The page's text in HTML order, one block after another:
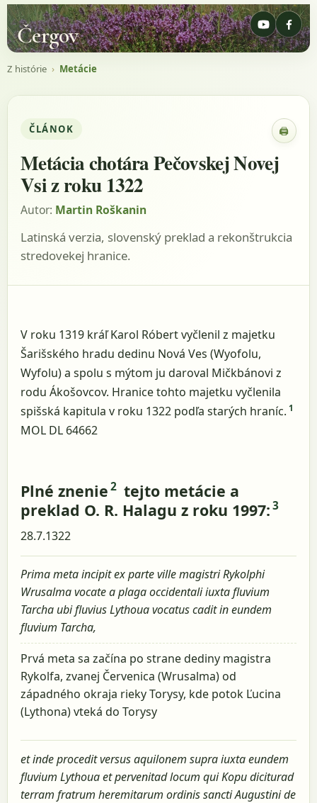
Čergov
Z histórie › Metácie
ČLÁNOK 🖨
Metácia chotára Pečovskej Novej
Vsi z roku 1322
Autor: Martin Roškanin
Latinská verzia, slovenský preklad a rekonštrukcia
stredovekej hranice.
V roku 1319 kráľ Karol Róbert vyčlenil z majetku
Šarišského hradu dedinu Nová Ves (Wyofolu,
Wyfolu) a spolu s mýtom ju daroval Mičkbánovi z
rodu Ákošovcov. Hranice tohto majetku vyčlenila
spišská kapitula v roku 1322 podľa starých hraníc. 1
MOL DL 64662
Plné znenie 2 tejto metácie a
preklad O. R. Halagu z roku 1997: 3
28.7.1322
Prima meta incipit ex parte ville magistri Rykolphi
Wrusalma vocate a plaga occidentali iuxta fluvium
Tarcha ubi fluvius Lythoua vocatus cadit in eundem
fluvium Tarcha,
Prvá meta sa začína po strane dediny magistra
Rykolfa, zvanej Červenica (Wrusalma) od
západného okraja rieky Torysy, kde potok Ľucina
(Lythona) vteká do Torysy
et inde procedit versus aquilonem supra iuxta eundem
fluvium Lythoua et pervenitad locum qui Kopu diciturad
terram fratrum heremitarum ordinis sancti Augustini de